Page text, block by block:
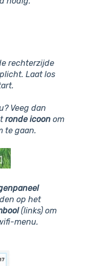
rechterzijde
Laat los
Veeg dan
ronde icoon om
te gaan.
op het
(links) om
menu.